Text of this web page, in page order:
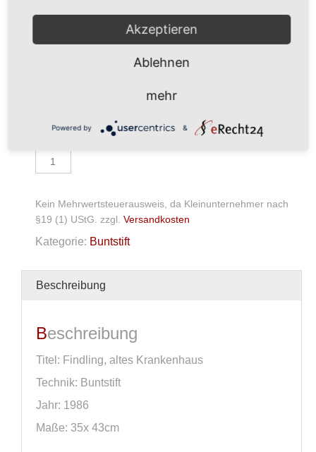
In den Warenkorb
Buntstift
Menge
Kein Mehrwertsteuerausweis, da Kleinunternehmer nach
§19 (1) UStG.
zzgl. Versandkosten
Kategorie: Buntstift
Beschreibung
Beschreibung
Titel: Findling, altes Krankenhaus
Technik: Buntstift
Jahr: 1986
Maße: 35x 43cm
Akzeptieren
Ablehnen
mehr
Powered by &